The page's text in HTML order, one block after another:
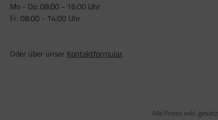
Mo - Do: 08:00 - 16:00 Uhr
Fr: 08:00 - 14:00 Uhr
Oder über unser Kontaktformular.
Alle Preise exkl.